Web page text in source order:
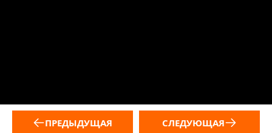
ПРЕДЫДУЩАЯ СЛЕДУЮЩАЯ